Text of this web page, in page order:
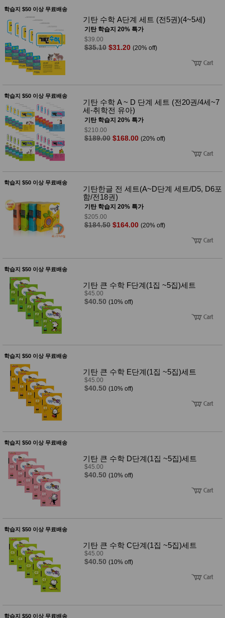
가방/지
갑/케이
스
패션/잡
화
생
활
세탁세
제
일상 돋
침구용
품
생활/욕
실/청소
용품
WALL
DECO
Pet
Supplies
화
공연/행
사
학습지 $50 이상 무료배송
기탄 수학 A단계 세트 (전5권)(4~5세)
기탄 학습지 20% 특가
$39.00
$35.10 $31.20 (20% off)
학습지 $50 이상 무료배송
기탄 수학 A ~ D 단계 세트 (전20권/4세~7
세-취학전 유아)
기탄 학습지 20% 특가
$210.00
$189.00 $168.00 (20% off)
학습지 $50 이상 무료배송
기탄한글 전 세트(A~D단계 세트/D5, D6포
함/전18권)
기탄 학습지 20% 특가
$205.00
$184.50 $164.00 (20% off)
학습지 $50 이상 무료배송
기탄 큰 수학 F단계(1집 ~5집)세트
$45.00
$40.50 (10% off)
학습지 $50 이상 무료배송
기탄 큰 수학 E단계(1집 ~5집)세트
$45.00
$40.50 (10% off)
학습지 $50 이상 무료배송
기탄 큰 수학 D단계(1집 ~5집)세트
$45.00
$40.50 (10% off)
학습지 $50 이상 무료배송
기탄 큰 수학 C단계(1집 ~5집)세트
$45.00
$40.50 (10% off)
학습지 $50 이상 무료배송